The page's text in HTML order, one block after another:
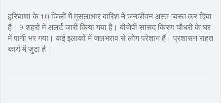
हरियाणा के 10 जिलों में मूसलाधार बारिश ने जनजीवन अस्त-व्यस्त कर दिया
है। 9 शहरों में अलर्ट जारी किया गया है। बीजेपी सांसद किरण चौधरी के घर
में पानी भर गया। कई इलाकों में जलभराव से लोग परेशान हैं। प्रशासन राहत
कार्य में जुटा है।